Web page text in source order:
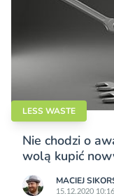
LESS WASTE
Nie chodzi o
wolą kupić
MACIEJ
15.12.2020 10:16